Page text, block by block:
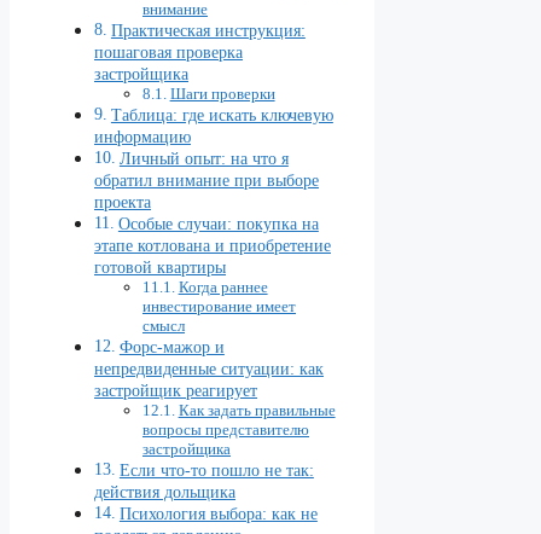
внимание
Практическая инструкция:
пошаговая проверка
застройщика
Шаги проверки
Таблица: где искать ключевую
информацию
Личный опыт: на что я
обратил внимание при выборе
проекта
Особые случаи: покупка на
этапе котлована и приобретение
готовой квартиры
Когда раннее
инвестирование имеет
смысл
Форс-мажор и
непредвиденные ситуации: как
застройщик реагирует
Как задать правильные
вопросы представителю
застройщика
Если что-то пошло не так:
действия дольщика
Психология выбора: как не